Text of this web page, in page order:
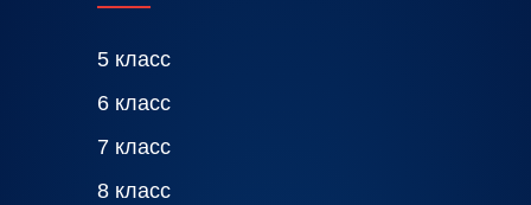
5 класс
6 класс
7 класс
8 класс